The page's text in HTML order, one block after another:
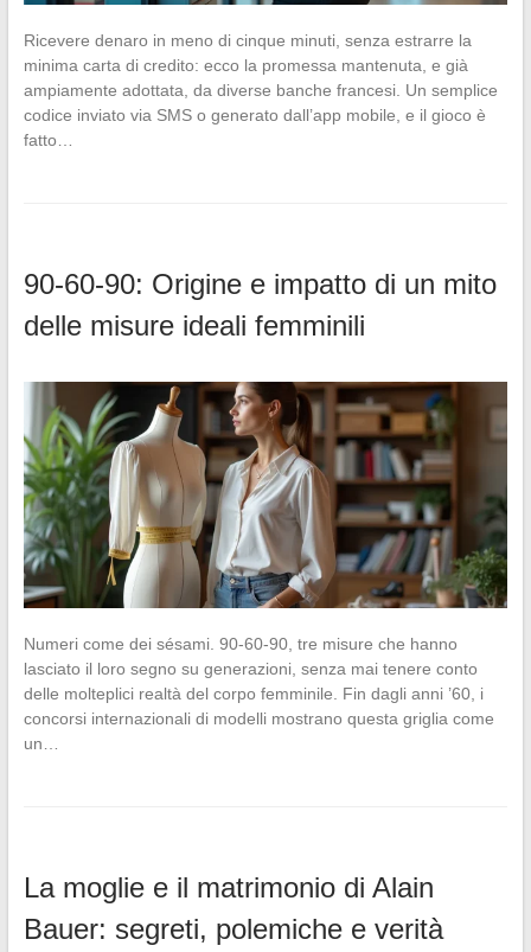
Ricevere denaro in meno di cinque minuti, senza estrarre la
minima carta di credito: ecco la promessa mantenuta, e già
ampiamente adottata, da diverse banche francesi. Un semplice
codice inviato via SMS o generato dall’app mobile, e il gioco è
fatto…
90-60-90: Origine e impatto di un mito
delle misure ideali femminili
Numeri come dei sésami. 90-60-90, tre misure che hanno
lasciato il loro segno su generazioni, senza mai tenere conto
delle molteplici realtà del corpo femminile. Fin dagli anni ’60, i
concorsi internazionali di modelli mostrano questa griglia come
un…
La moglie e il matrimonio di Alain
Bauer: segreti, polemiche e verità